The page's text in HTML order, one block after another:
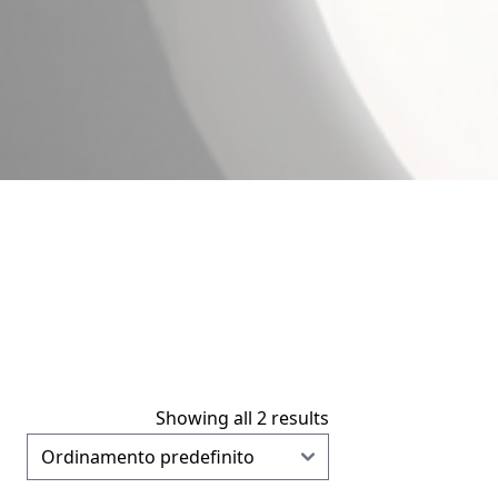
Showing all 2 results